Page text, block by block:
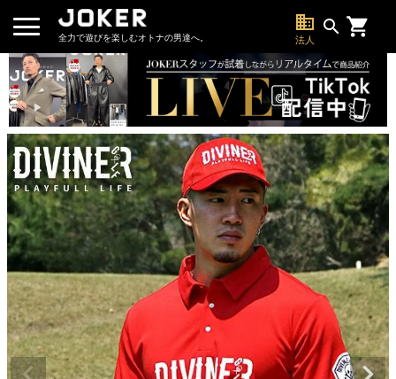
全力で遊びを楽しむオトナの男達へ。
business
法人
search